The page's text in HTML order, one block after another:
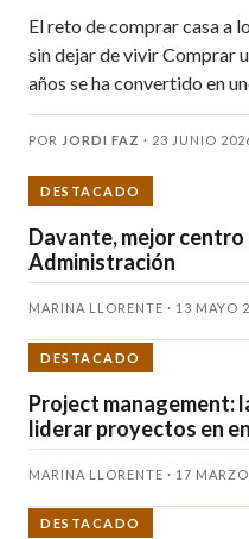
El reto de comprar casa a
sin dejar de vivir Comprar
años se ha convertido en
POR JORDI FAZ · 23 JUNIO
DESTACADO
Davante, mejor centro
Administración
MARINA LLORENTE · 13 MAYO
DESTACADO
Project management:
liderar proyectos en
MARINA LLORENTE · 17
DESTACADO